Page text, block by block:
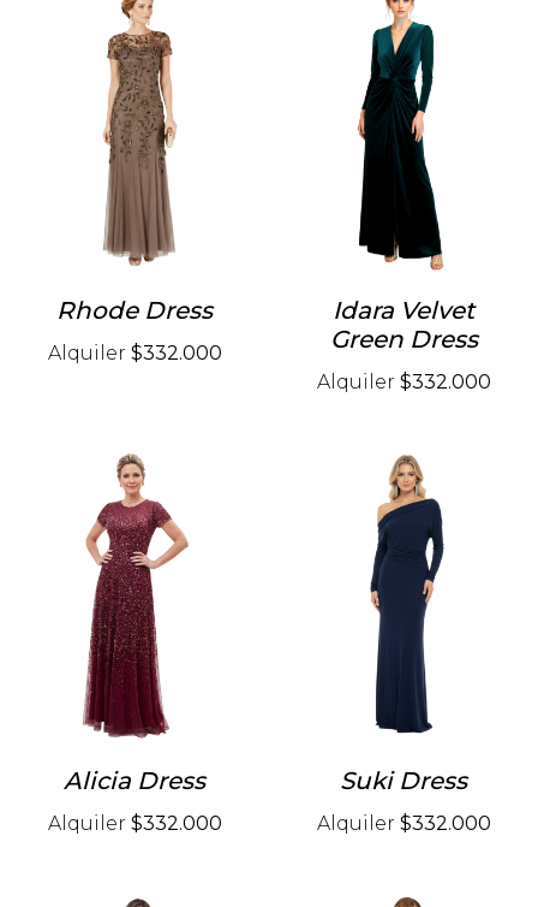
Rhode Dress
Alquiler $332.000
Idara Velvet
Green Dress
Alquiler $332.000
Alicia Dress
Alquiler $332.000
Suki Dress
Alquiler $332.000